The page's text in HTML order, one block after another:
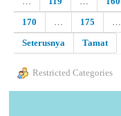
170
… 175 …
Seterusnya
Tamat
Restricted Categories